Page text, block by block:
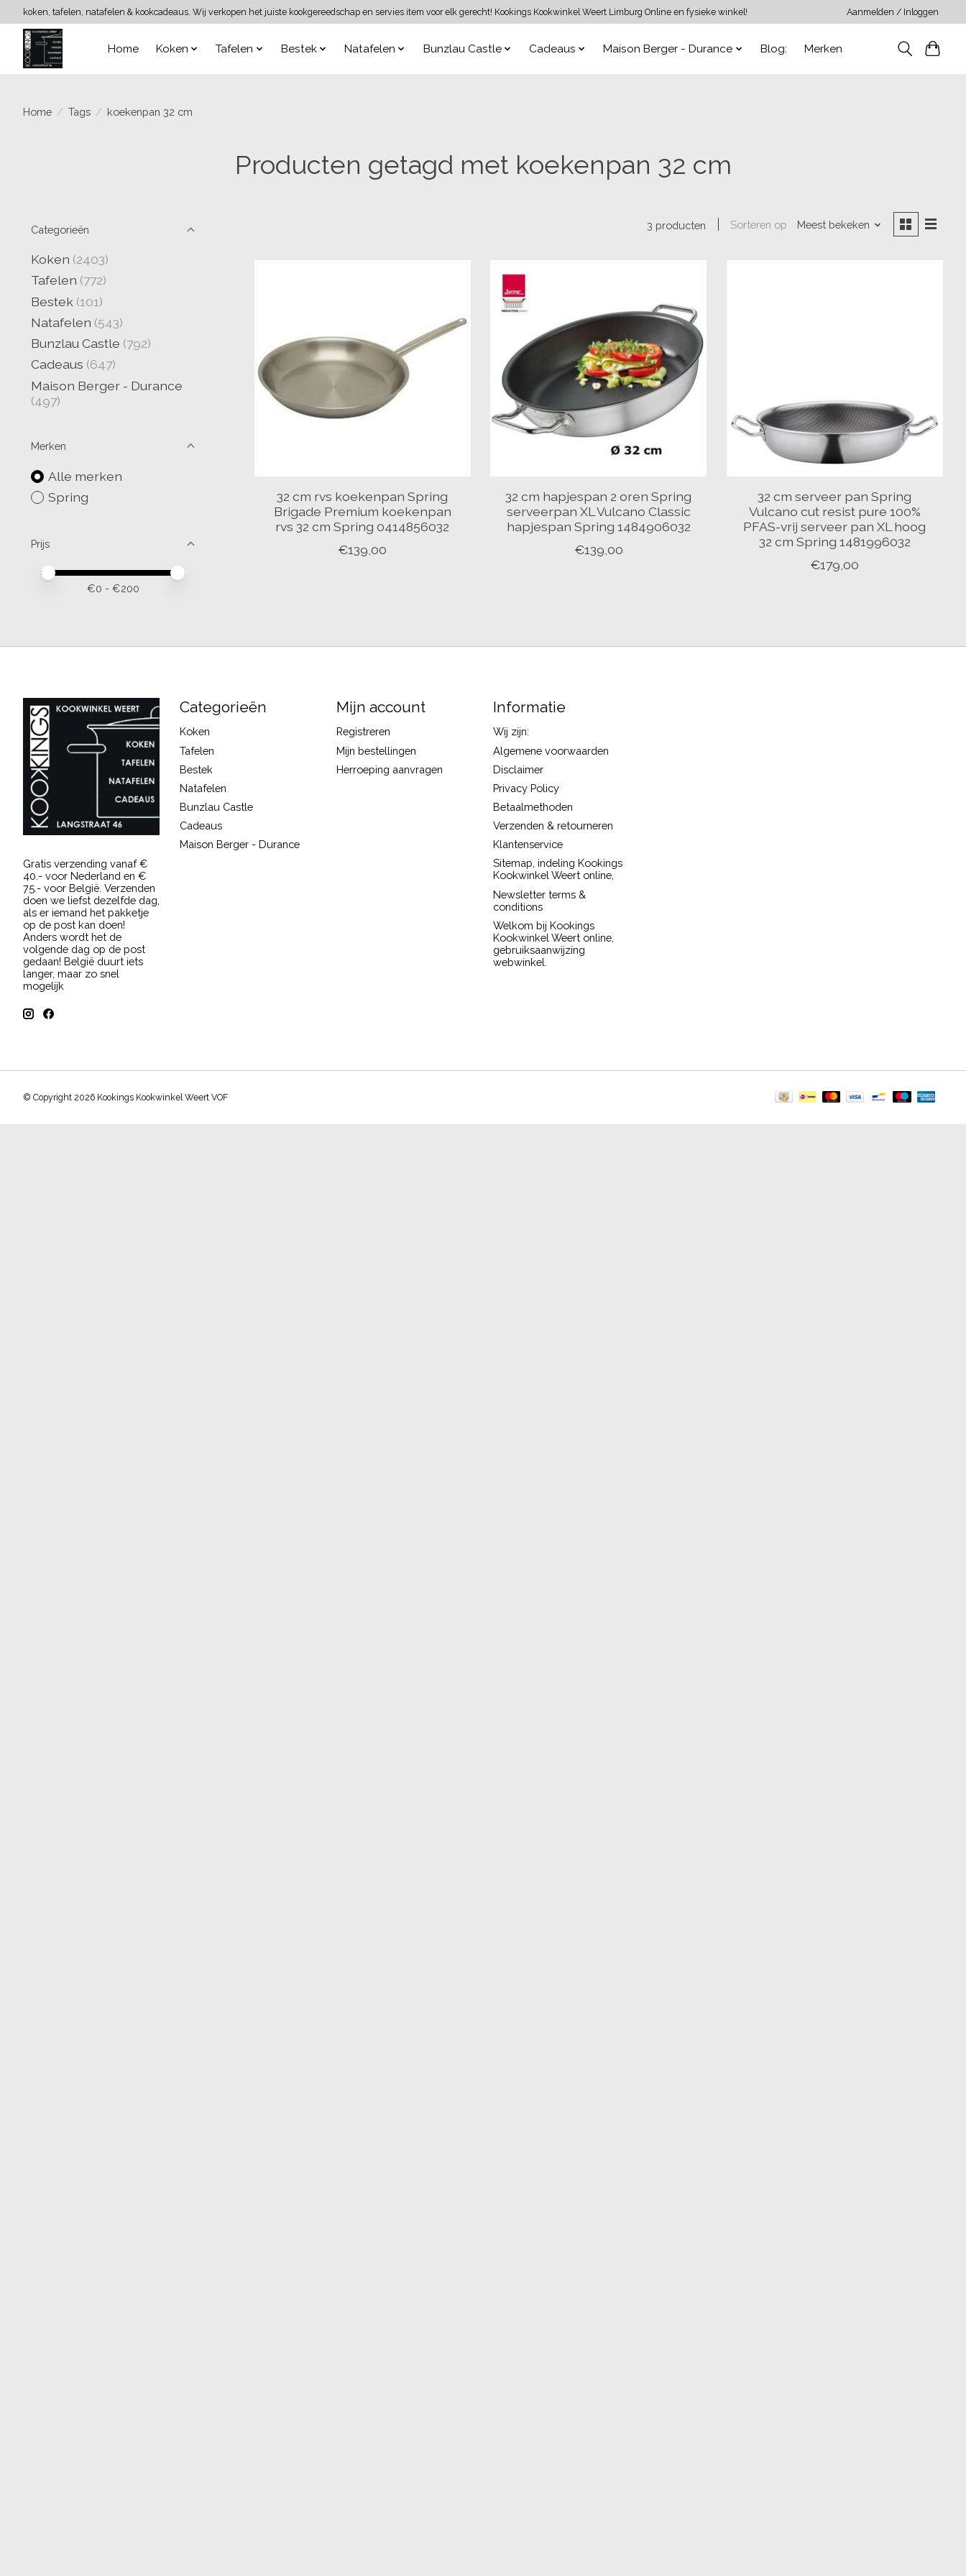
koken, tafelen, natafelen & kookcadeaus. Wij verkopen het juiste kookgereedschap en servies item voor elk gerecht! Kookings Kookwinkel Weert Limburg Online en fysieke winkel! Aanmelden / Inloggen
Home Koken Tafelen Bestek Natafelen Bunzlau Castle Cadeaus Maison Berger - Durance Blog: Merken
Home / Tags / koekenpan 32 cm
Producten getagd met koekenpan 32 cm
Categorieën
Koken (2403)
Tafelen (772)
Bestek (101)
Natafelen (543)
Bunzlau Castle (792)
Cadeaus (647)
Maison Berger - Durance
(497)
Merken
Alle merken
Spring
Prijs
Minimale prijswaarde
Price maximum value
€0 - €200
3 producten Sorteren op Meest bekeken
32 cm rvs koekenpan Spring
Brigade Premium koekenpan
rvs 32 cm Spring 0414856032
€139,00
32 cm hapjespan 2 oren Spring
serveerpan XL Vulcano Classic
hapjespan Spring 1484906032
€139,00
32 cm serveer pan Spring
Vulcano cut resist pure 100%
PFAS-vrij serveer pan XL hoog
32 cm Spring 1481996032
€179,00
Gratis verzending vanaf €
40.- voor Nederland en €
75.- voor België. Verzenden
doen we liefst dezelfde dag,
als er iemand het pakketje
op de post kan doen!
Anders wordt het de
volgende dag op de post
gedaan! België duurt iets
langer, maar zo snel
mogelijk
Categorieën
Koken
Tafelen
Bestek
Natafelen
Bunzlau Castle
Cadeaus
Maison Berger - Durance
Mijn account
Registreren
Mijn bestellingen
Herroeping aanvragen
Informatie
Wij zijn:
Algemene voorwaarden
Disclaimer
Privacy Policy
Betaalmethoden
Verzenden & retourneren
Klantenservice
Sitemap, indeling Kookings
Kookwinkel Weert online,
Newsletter terms &
conditions
Welkom bij Kookings
Kookwinkel Weert online,
gebruiksaanwijzing
webwinkel.
© Copyright 2026 Kookings Kookwinkel Weert VOF